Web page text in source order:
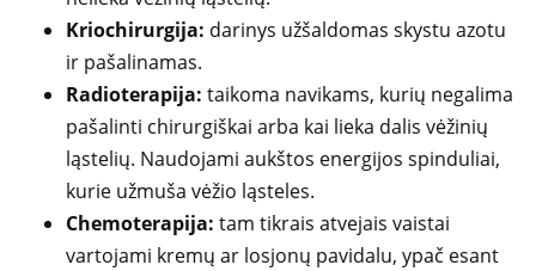
Kriochirurgija: darinys užšaldomas skystu azotu
ir pašalinamas.
Radioterapija: taikoma navikams, kurių negalima
pašalinti chirurgiškai arba kai lieka dalis vėžinių
ląstelių. Naudojami aukštos energijos spinduliai,
kurie užmuša vėžio ląsteles.
Chemoterapija: tam tikrais atvejais vaistai
vartojami kremų ar losjonų pavidalu, ypač esant